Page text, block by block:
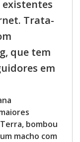
Trata-
que tem
em
bombou
macho com